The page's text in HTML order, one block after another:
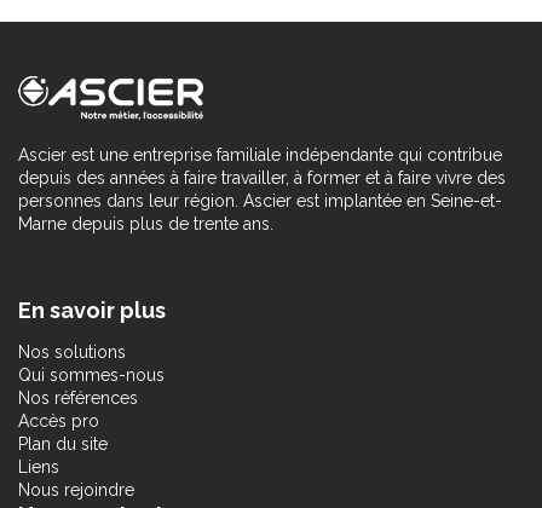
Ascier est une entreprise familiale indépendante qui contribue
depuis des années à faire travailler, à former et à faire vivre des
personnes dans leur région. Ascier est implantée en Seine-et-
Marne depuis plus de trente ans.
En savoir plus
Nos solutions
Qui sommes-nous
Nos références
Accès pro
Plan du site
Liens
Nous rejoindre